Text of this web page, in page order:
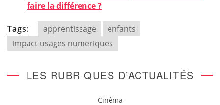
faire la différence ?
Tags: apprentissage
enfants
impact usages numeriques
LES RUBRIQUES D’ACTUALITÉS
Cinéma